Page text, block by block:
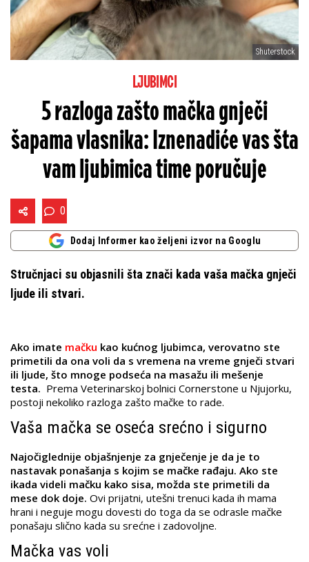
Shuterstock
LJUBIMCI
5 razloga zašto mačka gnječi
šapama vlasnika: Iznenadiće vas šta
vam ljubimica time poručuje
0
Dodaj Informer kao željeni izvor na Googlu
Stručnjaci su objasnili šta znači kada vaša mačka gnječi
ljude ili stvari.
Ako imate mačku kao kućnog ljubimca, verovatno ste
primetili da ona voli da s vremena na vreme gnječi stvari
ili ljude, što mnoge podseća na masažu ili mešenje
testa. Prema Veterinarskoj bolnici Cornerstone u Njujorku,
postoji nekoliko razloga zašto mačke to rade.
Vaša mačka se oseća srećno i sigurno
Najočiglednije objašnjenje za gnječenje je da je to
nastavak ponašanja s kojim se mačke rađaju. Ako ste
ikada videli mačku kako sisa, možda ste primetili da
mese dok doje. Ovi prijatni, utešni trenuci kada ih mama
hrani i neguje mogu dovesti do toga da se odrasle mačke
ponašaju slično kada su srećne i zadovoljne.
Mačka vas voli